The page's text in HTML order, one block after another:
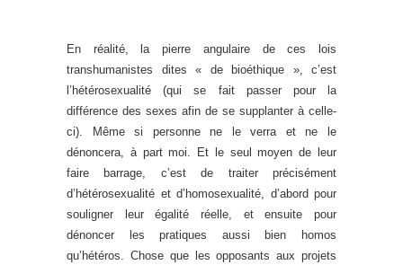
En réalité, la pierre angulaire de ces lois
transhumanistes dites « de bioéthique », c’est
l’hétérosexualité (qui se fait passer pour la
différence des sexes afin de se supplanter à celle-
ci). Même si personne ne le verra et ne le
dénoncera, à part moi. Et le seul moyen de leur
faire barrage, c’est de traiter précisément
d’hétérosexualité et d’homosexualité, d’abord pour
souligner leur égalité réelle, et ensuite pour
dénoncer les pratiques aussi bien homos
qu’hétéros. Chose que les opposants aux projets